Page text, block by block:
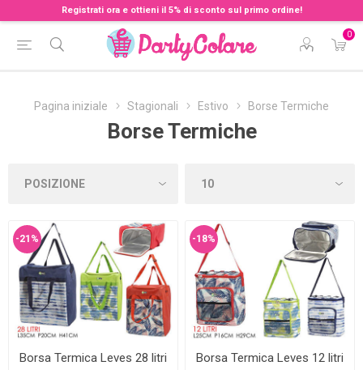
Registrati ora e ottieni il 5% di sconto sul primo ordine!
0
Pagina iniziale Stagionali Estivo Borse Termiche
Borse Termiche
-21%
Borsa Termica Leves 28 litri
-18%
Borsa Termica Leves 12 litri